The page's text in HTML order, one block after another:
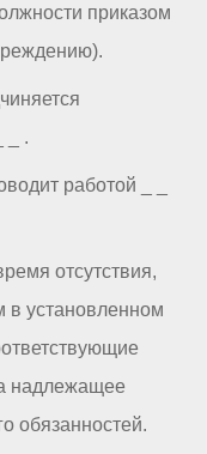
приказом
_ .
работой _ _
отсутствия,
в установленном
надлежащее
обязанностей.